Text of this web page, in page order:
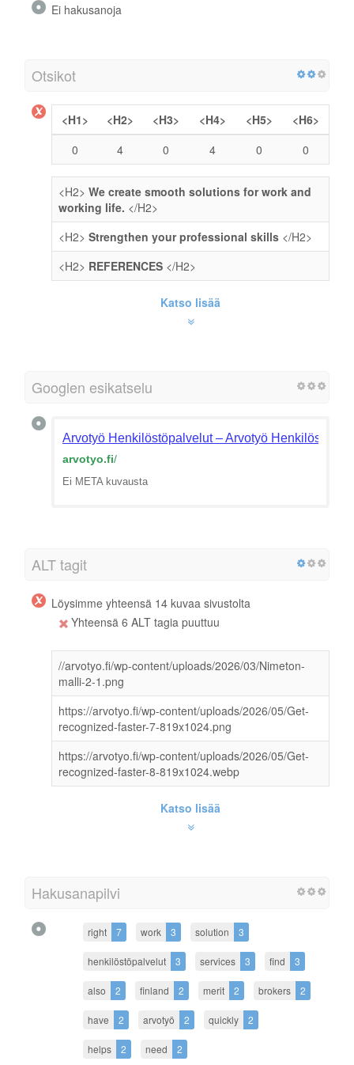
Ei hakusanoja
Otsikot
<H1> <H2> <H3> <H4> <H5>
<H6>
0
4 0 4 0 0
<H2> We create smooth solutions for work and
working life. </H2>
<H2> Strengthen your professional skills </H2>
<H2> REFERENCES </H2>
Katso lisää
Googlen esikatselu
Arvotyö Henkilöstöpalvelut – Arvotyö
arvotyo.fi/
Ei META kuvausta
ALT tagit
Löysimme yhteensä 14 kuvaa sivustolta
Yhteensä 6 ALT tagia puuttuu
//arvotyo.fi/wp-content/uploads/2026/03/Nimeton-
malli-2-1.png
https://arvotyo.fi/wp-content/uploads/2026/05/Get-
recognized-faster-7-819x1024.png
https://arvotyo.fi/wp-content/uploads/2026/05/Get-
recognized-faster-8-819x1024.webp
Katso lisää
Hakusanapilvi
right 7 work 3 solution 3
henkilöstöpalvelut 3 services 3 find 3
also 2 finland 2 merit 2 brokers 2
have 2 arvotyö 2 quickly 2
helps 2 need 2